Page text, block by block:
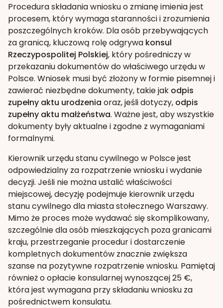
Procedura składania wniosku o zmianę imienia jest
procesem, który wymaga staranności i zrozumienia
poszczególnych kroków. Dla osób przebywających
za granicą, kluczową rolę odgrywa konsul
Rzeczypospolitej Polskiej, który pośredniczy w
przekazaniu dokumentów do właściwego urzędu w
Polsce. Wniosek musi być złożony w formie pisemnej i
zawierać niezbędne dokumenty, takie jak odpis
zupełny aktu urodzenia oraz, jeśli dotyczy, odpis
zupełny aktu małżeństwa. Ważne jest, aby wszystkie
dokumenty były aktualne i zgodne z wymaganiami
formalnymi.
Kierownik urzędu stanu cywilnego w Polsce jest
odpowiedzialny za rozpatrzenie wniosku i wydanie
decyzji. Jeśli nie można ustalić właściwości
miejscowej, decyzję podejmuje kierownik urzędu
stanu cywilnego dla miasta stołecznego Warszawy.
Mimo że proces może wydawać się skomplikowany,
szczególnie dla osób mieszkających poza granicami
kraju, przestrzeganie procedur i dostarczenie
kompletnych dokumentów znacznie zwiększa
szanse na pozytywne rozpatrzenie wniosku. Pamiętaj
również o opłacie konsularnej wynoszącej 25 €,
która jest wymagana przy składaniu wniosku za
pośrednictwem konsulatu.